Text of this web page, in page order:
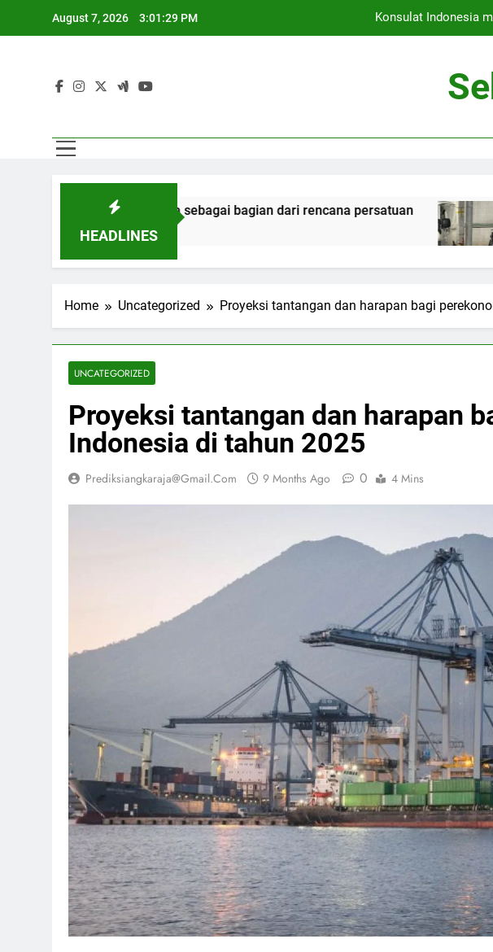
August 7, 2026 3:01:30 PM
Konsulat Indonesia
HEADLINES
narapidana sebagai bagian dari rencana persatuan Konsulat
1 Hour Ago
Home Uncategorized Proyeksi tantangan dan harapan bagi
UNCATEGORIZED
Proyeksi tantangan dan harapan
Indonesia di tahun 2025
Prediksiangkaraja@gmail.com 9 Months Ago 0 4 Mins